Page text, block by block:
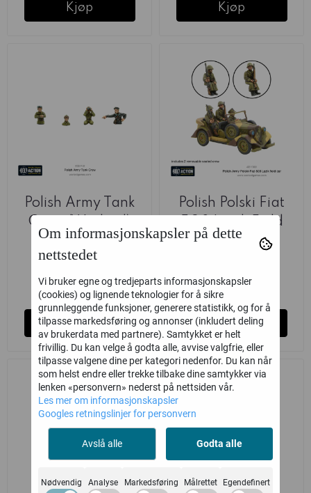
Kjøp Kjøp
Polish Army Tank
Crew (Warlord)
Warlord Games
Ikke på lager
Kjøp
Polish Polski Fiat
508 Lazik Field
Car (Warlord)
Warlord Games
Ikke på lager
Kjøp
Om informasjonskapsler på dette
nettstedet
Vi bruker egne og tredjeparts informasjonskapsler
(cookies) og lignende teknologier for å sikre
grunnleggende funksjoner, generere statistikk, og for å
tilpasse markedsføring og annonser (inkludert deling
av brukerdata med partnere). Samtykket er helt
frivillig. Du kan velge å godta alle, avvise valgfrie, eller
tilpasse valgene dine per kategori nedenfor. Du kan når
som helst endre eller trekke tilbake dine samtykker via
lenken «personvern» nederst på nettsiden vår.
Les mer om informasjonskapsler
Googles retningslinjer for personvern
Avslå alle Godta alle
Nødvendig Analyse Markedsføring Målrettet Egendefinert